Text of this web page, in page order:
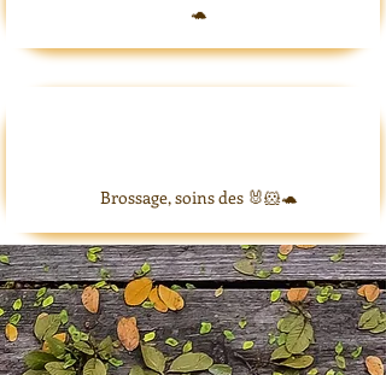
🐢
Brossage, soins des 🐰🐹🐢